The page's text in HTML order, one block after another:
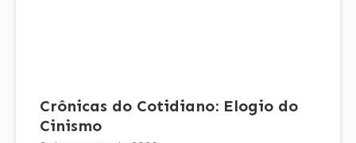
Crônicas do Cotidiano: Elogio do
Cinismo